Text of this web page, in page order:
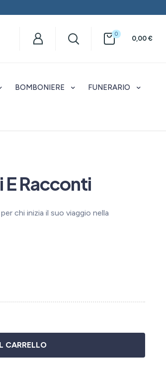
0
0,00€
BOMBONIERE FUNERARIO
E Racconti
chi inizia il suo viaggio nella
CARRELLO